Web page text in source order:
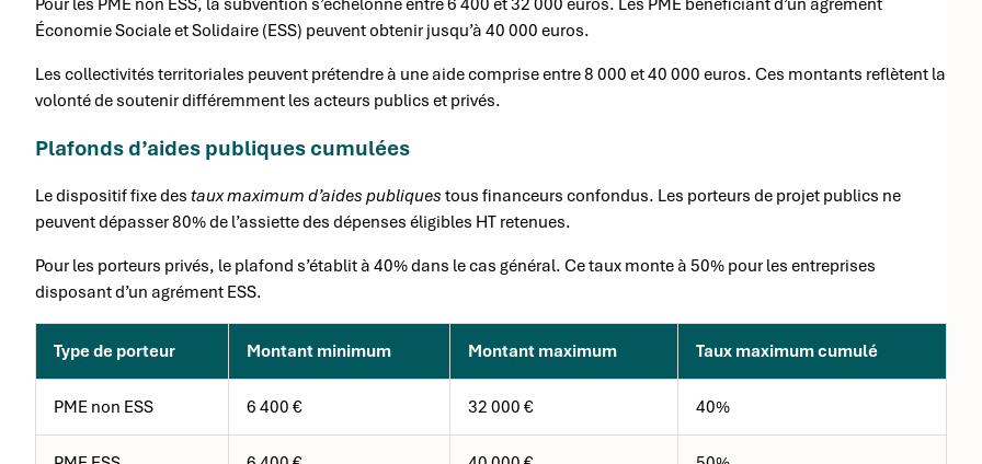
Économie Sociale et Solidaire (ESS) peuvent obtenir jusqu’à 40 000 euros.
Les collectivités territoriales peuvent prétendre à une aide comprise entre 8 000 et 40 000 euros. Ces montants reflètent la
volonté de soutenir différemment les acteurs publics et privés.
Plafonds d’aides publiques cumulées
Le dispositif fixe des taux maximum d’aides publiques tous financeurs confondus. Les porteurs de projet publics ne
peuvent dépasser 80% de l’assiette des dépenses éligibles HT retenues.
Pour les porteurs privés, le plafond s’établit à 40% dans le cas général. Ce taux monte à 50% pour les entreprises
disposant d’un agrément ESS.
Type de porteur Montant minimum Montant maximum Taux maximum cumulé
PME non ESS 6 400 € 32 000 € 40%